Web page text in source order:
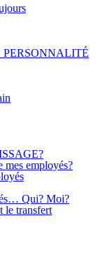
mes employés?
Qui? Moi?
le transfert